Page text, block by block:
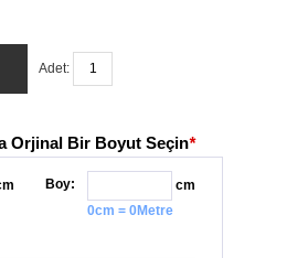
Adet:
Orjinal Bir Boyut Seçin*
Boy:
cm
0cm = 0Metre